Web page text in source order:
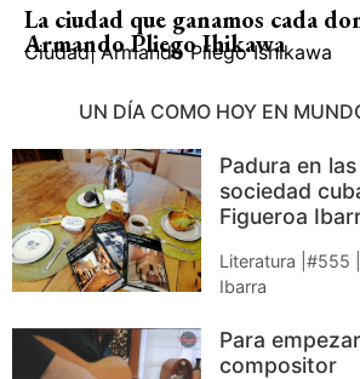
La ciudad que ganamos cada
Armando Pliego Ihikawa
Ciudad| Armando Pliego Ishikawa
UN DÍA COMO HOY EN
Padura en
sociedad
Figueroa
Literatura |#555
Ibarra
Para
compositor